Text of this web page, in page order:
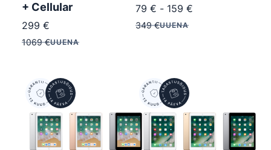
+ Cellular
299 €
1069€UUENA
79 € - 159 €
349€UUENA